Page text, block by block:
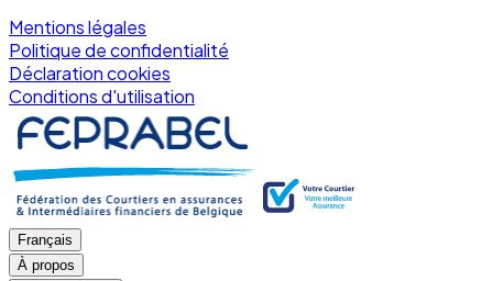
Mentions légales
Politique de confidentialité
Déclaration cookies
Conditions d'utilisation
Français
À propos